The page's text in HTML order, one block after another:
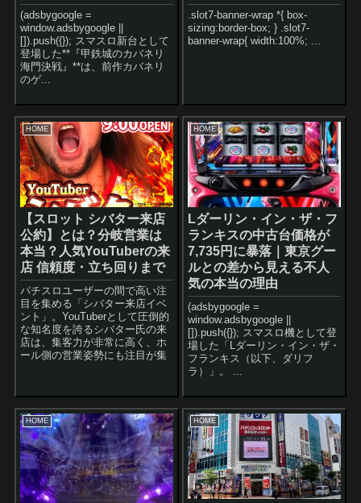
(adsbygoogle =
window.adsbygoogle ||
[]).push({}); スマスロ新台として
登場した**『甲鉄城のカバネリ
海門決戦』**は、前作カバネリ
のゲ...
.slot7-banner-wrap *{ box-
sizing:border-box; } .slot7-
banner-wrap{ width:100%; ...
HOME
【スロット シバター来店
公約】とは？分岐営業は
本当？人気YouTuberの来
店 信頼度・立ち回りまで
パチスロユーザーの間で高い注
目を集める「シバター来店イベ
ント」。YouTuberとして圧倒的
な知名度を誇るシバター氏の来
店は、集客力が非常に高く、ホ
ール側の営業姿勢にも注目が集
HOME
Lダーリン・イン・ザ・フ
ランキスの中古台価格が
7,735円に暴落｜東京グー
ルとの差から見える不人
気の本当の理由
(adsbygoogle =
window.adsbygoogle ||
[]).push({}); スマスロ機として登
場した「Lダーリン・イン・ザ・
フランキス（以下、ダリフ
ラ）」。 ...
HOME HOME